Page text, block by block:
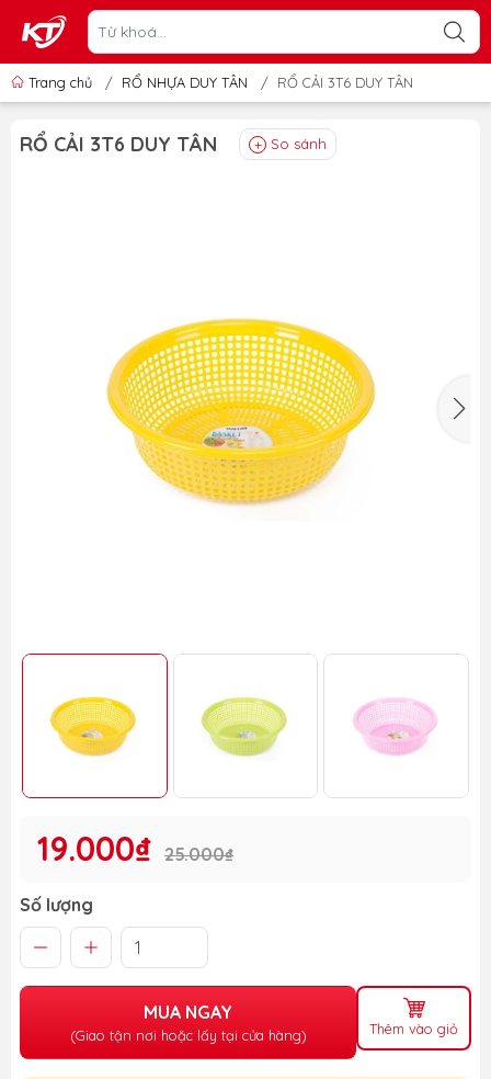
Trang chủ / RỔ NHỰA DUY TÂN / RỔ CẢI 3T6 DUY TÂN
RỔ CẢI 3T6 DUY TÂN So sánh
19.000₫ 25.000₫
Số lượng
MUA NGAY
(Giao tận nơi hoặc lấy tại cửa hàng) Thêm vào giỏ